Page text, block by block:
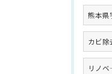
熊本県
カビ除
リノ